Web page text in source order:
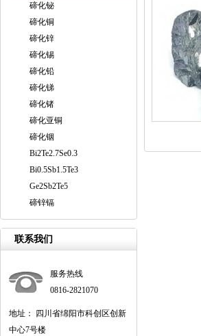
碲化铋
碲化铜
碲化锌
碲化锡
碲化铅
碲化锑
碲化锗
碲化亚铜
碲化铟
Bi2Te2.7Se0.3
Bi0.5Sb1.5Te3
Ge2Sb2Te5
碲锌镉
联系我们
服务热线
0816-2821070
地址： 四川省绵阳市科创区创新
中心7号楼